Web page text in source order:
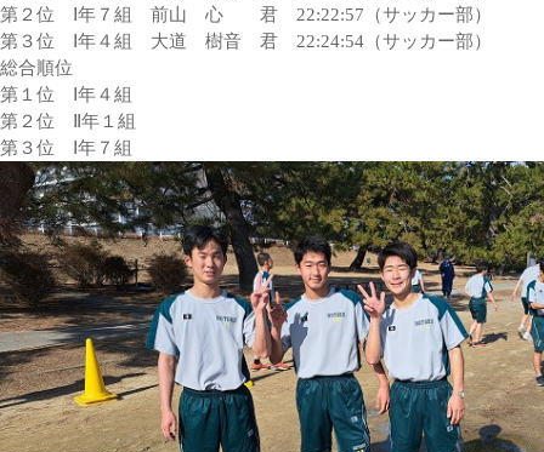
第２位 Ⅰ年７組 前山 心 君 22:22:57（サッカー部）
第３位 Ⅰ年４組 大道 樹音 君 22:24:54（サッカー部）
総合順位
第１位 Ⅰ年４組
第２位 Ⅱ年１組
第３位 Ⅰ年７組